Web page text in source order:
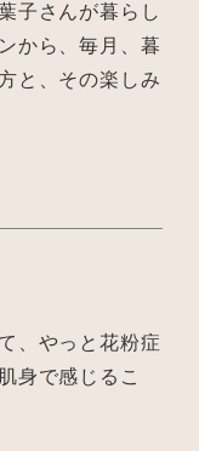
子さんが暮らし
から、毎月、暮
と、その楽しみ
、やっと花粉症
身で感じるこ